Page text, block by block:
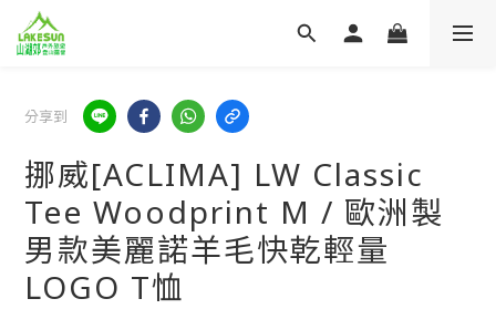
分享到
挪威[ACLIMA] LW Classic
Tee Woodprint M / 歐洲製
男款美麗諾羊毛快乾輕量
LOGO T恤